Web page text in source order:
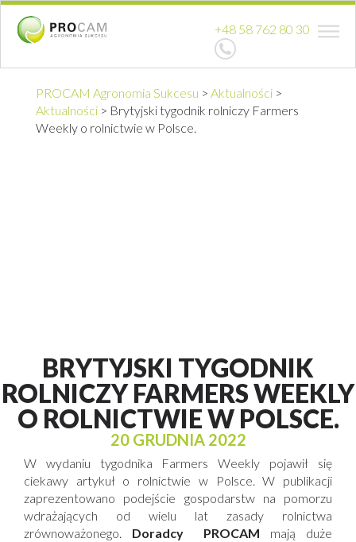
+48 58 762 80 30
PROCAM Agronomia Sukcesu > Aktualności >
Aktualności > Brytyjski tygodnik rolniczy Farmers
Weekly o rolnictwie w Polsce.
BRYTYJSKI TYGODNIK
ROLNICZY FARMERS WEEKLY
O ROLNICTWIE W POLSCE.
20 GRUDNIA 2022
W wydaniu tygodnika Farmers Weekly pojawił się
ciekawy artykuł o rolnictwie w Polsce. W publikacji
zaprezentowano podejście gospodarstw na pomorzu
wdrażających od wielu lat zasady rolnictwa
zrównoważonego. Doradcy PROCAM mają duże